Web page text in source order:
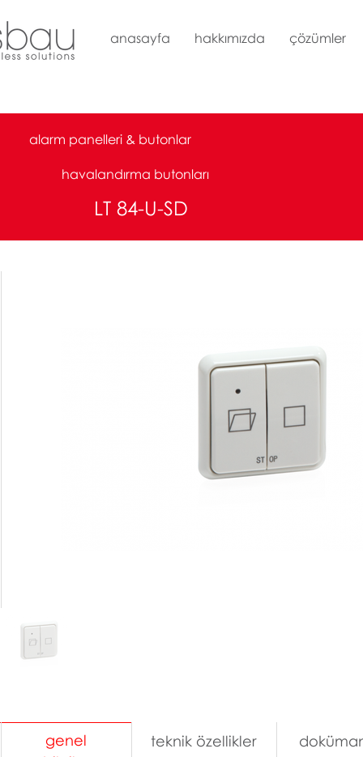
anasayfa hakkımızda çözümler
alarm panelleri & butonlar
havalandırma butonları
LT 84-U-SD
genel
teknik özellikler